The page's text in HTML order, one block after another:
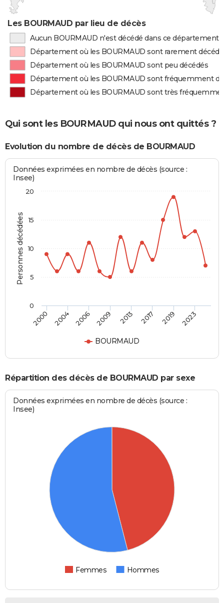
Les BOURMAUD par lieu de décès
Aucun BOURMAUD n'est décédé dans ce département
Département où les BOURMAUD sont rarement
Département où les BOURMAUD sont peu décédés
Département où les BOURMAUD sont fréquemment
Département où les BOURMAUD sont très
Qui sont les BOURMAUD qui nous ont quittés ?
Evolution du nombre de décès de BOURMAUD
Personnes décédées
Données exprimées en nombre de décès (source :
Insee)
BOURMAUD
2000 2004 2006 2009 2013 2017 2019 2023
0
5
10
15
20
Répartition des décès de BOURMAUD par sexe
Données exprimées en nombre de décès (source :
Insee)
Femmes Hommes